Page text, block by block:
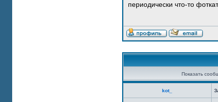
периодически что-то
Показать
kot_